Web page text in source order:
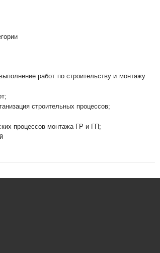
работ по строительству и монтажу
строительных процессов;
процессов монтажа ГР и ГП;